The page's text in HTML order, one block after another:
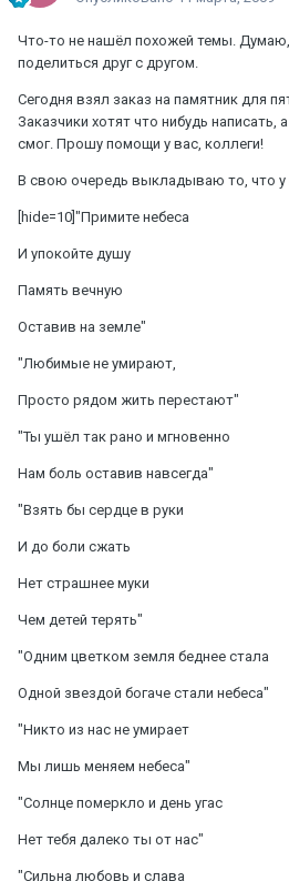
Что-то не нашёл похожей темы.
поделиться друг с другом.
Сегодня взял заказ на памятник для
Заказчики хотят что нибудь написать,
смог. Прошу помощи у вас, коллеги!
В свою очередь выкладываю то, что у
[hide=10]"Примите небеса
И упокойте душу
Память вечную
Оставив на земле"
"Любимые не умирают,
Просто рядом жить перестают"
"Ты ушёл так рано и мгновенно
Нам боль оставив навсегда"
"Взять бы сердце в руки
И до боли сжать
Нет страшнее муки
Чем детей терять"
"Одним цветком земля беднее стала
Одной звездой богаче стали небеса"
"Никто из нас не умирает
Мы лишь меняем небеса"
"Солнце померкло и день угас
Нет тебя далеко ты от нас"
"Сильна любовь и слава